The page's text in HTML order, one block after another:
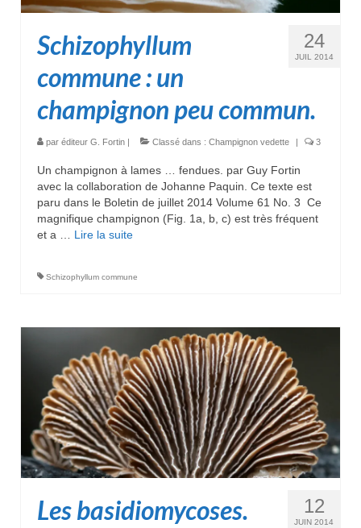
24
JUIL 2014
Schizophyllum
commune : un
champignon peu commun.
par éditeur G. Fortin Classé dans : Champignon vedette 3
Un champignon à lames … fendues. par Guy Fortin
avec la collaboration de Johanne Paquin. Ce texte est
paru dans le Boletin de juillet 2014 Volume 61 No. 3 Ce
magnifique champignon (Fig. 1a, b, c) est très fréquent
et a … Lire la suite­­
Schizophyllum commune
12
JUIN 2014
Les basidiomycoses.